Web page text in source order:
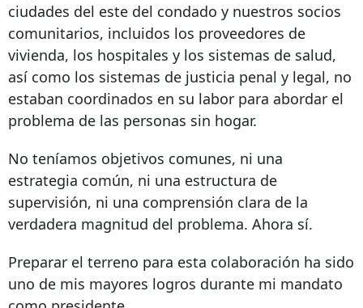
ciudades del este del condado y nuestros socios
comunitarios, incluidos los proveedores de
vivienda, los hospitales y los sistemas de salud,
así como los sistemas de justicia penal y legal, no
estaban coordinados en su labor para abordar el
problema de las personas sin hogar.
No teníamos objetivos comunes, ni una
estrategia común, ni una estructura de
supervisión, ni una comprensión clara de la
verdadera magnitud del problema. Ahora sí.
Preparar el terreno para esta colaboración ha sido
uno de mis mayores logros durante mi mandato